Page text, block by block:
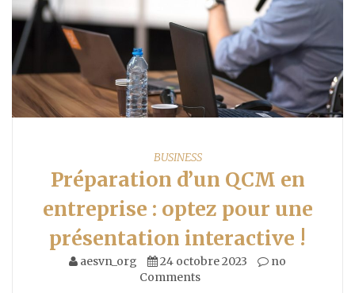
BUSINESS
Préparation d’un QCM en
entreprise : optez pour une
présentation interactive !
aesvn_org 24 octobre 2023
no
Comments